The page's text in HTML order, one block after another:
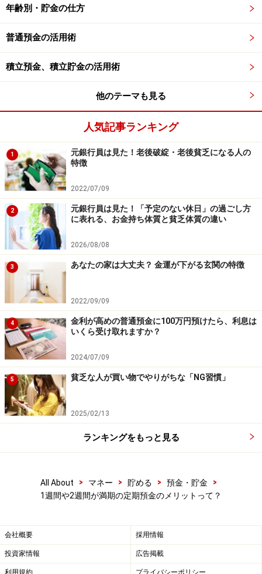
年齢別・貯金の仕方
普通預金の活用術
積立預金、積立貯金の活用術
他のテーマも見る
人気記事ランキング
1
元銀行員は見た！老後破綻・老後貧乏になる人の
特徴
2022/07/09
2
元銀行員は見た！「予定のない休日」の過ごし方
に表れる、お金持ち体質と貧乏体質の違い
2026/08/08
3 あなたの家は大丈夫？ 金運が下がる玄関の特徴
2022/09/09
4
金利が高めの普通預金に100万円預けたら、利息は
いくら受け取れますか？
2024/07/09
5 貧乏な人が買い物でやりがちな「NG習慣」
2025/02/13
ランキングをもっと見る
All About > マネー > 貯める > 預金・貯金
>
1週間や2週間が満期の定期預金のメリットって？
会社概要 採用情報
投資家情報 広告掲載